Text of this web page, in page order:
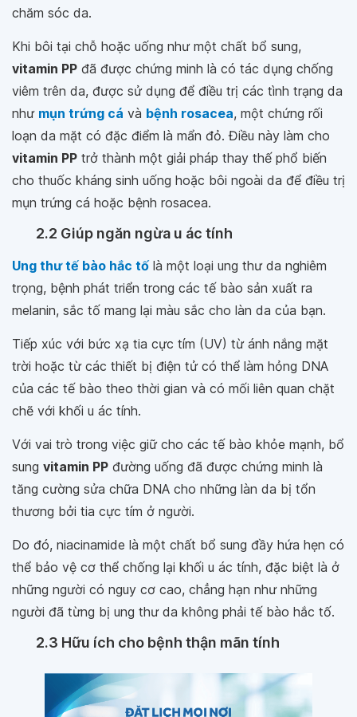
chăm sóc da.
Khi bôi tại chỗ hoặc uống như một chất bổ sung,
vitamin PP đã được chứng minh là có tác dụng chống
viêm trên da, được sử dụng để điều trị các tình trạng da
như mụn trứng cá và bệnh rosacea, một chứng rối
loạn da mặt có đặc điểm là mẩn đỏ. Điều này làm cho
vitamin PP trở thành một giải pháp thay thế phổ biến
cho thuốc kháng sinh uống hoặc bôi ngoài da để điều trị
mụn trứng cá hoặc bệnh rosacea.
2.2 Giúp ngăn ngừa u ác tính
Ung thư tế bào hắc tốlà một loại ung thư da nghiêm
trọng, bệnh phát triển trong các tế bào sản xuất ra
melanin, sắc tố mang lại màu sắc cho làn da của bạn.
Tiếp xúc với bức xạ tia cực tím (UV) từ ánh nắng mặt
trời hoặc từ các thiết bị điện tử có thể làm hỏng DNA
của các tế bào theo thời gian và có mối liên quan chặt
chẽ với khối u ác tính.
Với vai trò trong việc giữ cho các tế bào khỏe mạnh, bổ
sung vitamin PP đường uống đã được chứng minh là
tăng cường sửa chữa DNA cho những làn da bị tổn
thương bởi tia cực tím ở người.
Do đó, niacinamide là một chất bổ sung đầy hứa hẹn có
thể bảo vệ cơ thể chống lại khối u ác tính, đặc biệt là ở
những người có nguy cơ cao, chẳng hạn như những
người đã từng bị ung thư da không phải tế bào hắc tố.
2.3 Hữu ích cho bệnh thận mãn tính